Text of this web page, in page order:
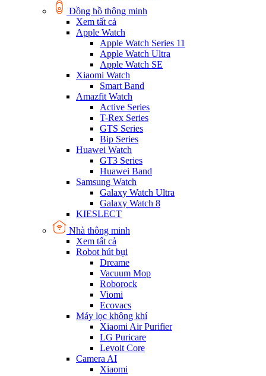
Đồng hồ thông minh
Xem tất cả
Apple Watch
Apple Watch Series 11
Apple Watch Ultra
Apple Watch SE
Xiaomi Watch
Smart Band
Amazfit Watch
Active Series
T-Rex Series
GTS Series
Bip Series
Huawei Watch
GT3 Series
Huawei Band
Samsung Watch
Galaxy Watch Ultra
Galaxy Watch 8
KIESLECT
Nhà thông minh
Xem tất cả
Robot hút bụi
Dreame
Vacuum Mop
Roborock
Viomi
Ecovacs
Máy lọc không khí
Xiaomi Air Purifier
LG Puricare
Levoit Core
Camera AI
Xiaomi